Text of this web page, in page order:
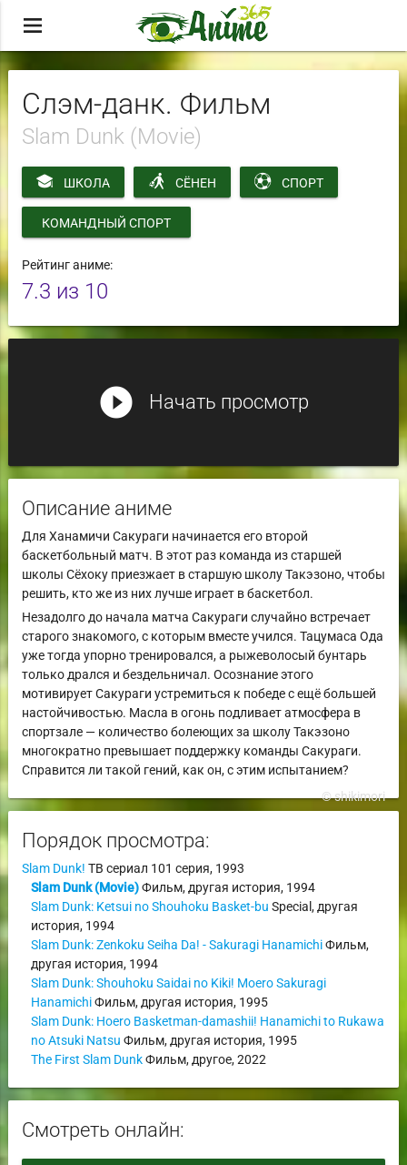
menu
Слэм-данк. Фильм
Slam Dunk (Movie)
ШКОЛА СЁНЕН СПОРТ
КОМАНДНЫЙ СПОРТ
Рейтинг аниме:
7.3 из 10
play_circle_filled Начать просмотр
Описание аниме
Для Ханамичи Сакураги начинается его второй
баскетбольный матч. В этот раз команда из старшей
школы Сёхоку приезжает в старшую школу Такэзоно, чтобы
решить, кто же из них лучше играет в баскетбол.
Незадолго до начала матча Сакураги случайно встречает
старого знакомого, с которым вместе учился. Тацумаса Ода
уже тогда упорно тренировался, а рыжеволосый бунтарь
только дрался и бездельничал. Осознание этого
мотивирует Сакураги устремиться к победе с ещё большей
настойчивостью. Масла в огонь подливает атмосфера в
спортзале — количество болеющих за школу Такэзоно
многократно превышает поддержку команды Сакураги.
Справится ли такой гений, как он, с этим испытанием?
© shikimori
Порядок просмотра:
Slam Dunk! ТВ сериал 101 серия, 1993
Slam Dunk (Movie)Фильм, другая история, 1994
Slam Dunk: Ketsui no Shouhoku Basket-bu Special , другая
история, 1994
Slam Dunk: Zenkoku Seiha Da! - Sakuragi HanamichiФильм,
другая история, 1994
Slam Dunk: Shouhoku Saidai no Kiki! Moero Sakuragi
HanamichiФильм, другая история, 1995
Slam Dunk: Hoero Basketman-damashii! Hanamichi to Rukawa
no Atsuki Natsu Фильм, другая история, 1995
The First Slam DunkФильм, другое,2022
Смотреть онлайн: